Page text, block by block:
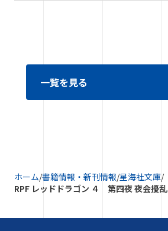
一覧を見る
ホーム/書籍情報・新刊情報/星海社文庫/
RPF レッドドラゴン ４ 第四夜 夜会擾乱